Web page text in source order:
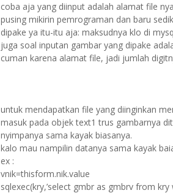
coba aja yang diinput adalah alamat file
pusing mikirin pemrograman dan baru
dipake ya itu-itu aja: maksudnya klo di
juga soal inputan gambar yang dipake
cuman karena alamat file, jadi jumlah
untuk mendapatkan file yang diinginkan
masuk pada objek text1 trus gambarnya
nyimpanya sama kayak biasanya.
kalo mau nampilin datanya sama kayak
ex :
vnik=thisform.nik.value
sqlexec(kry,’select gmbr as gmbrv from kry